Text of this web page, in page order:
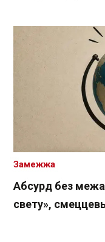
Абсурд без
свету»,
Замежжа